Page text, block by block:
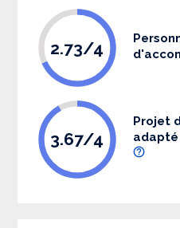
2.73/4
3.67/4
Projet
adapté